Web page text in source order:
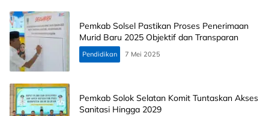
Pemkab Solsel Pastikan Proses Penerimaan
Murid Baru 2025 Objektif dan Transparan
Pendidikan 7 Mei 2025
Pemkab Solok Selatan Komit Tuntaskan Akses
Sanitasi Hingga 2029